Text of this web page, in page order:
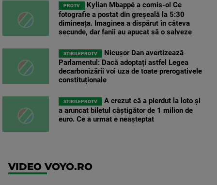
PROTV
Kylian Mbappé a comis-o! Ce
fotografie a postat din greșeală la 5:30
dimineața. Imaginea a dispărut în câteva
secunde, dar fanii au apucat să o salveze
STIRILEPROTV
Nicușor Dan avertizează
Parlamentul: Dacă adoptați astfel Legea
decarbonizării voi uza de toate prerogativele
constituționale
STIRILEPROTV
A crezut că a pierdut la loto și
a aruncat biletul câștigător de 1 milion de
euro. Ce a urmat e neașteptat
VIDEO VOYO.RO